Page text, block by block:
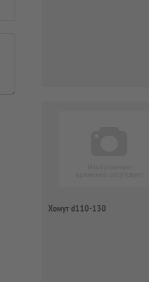
Хомут d110-130